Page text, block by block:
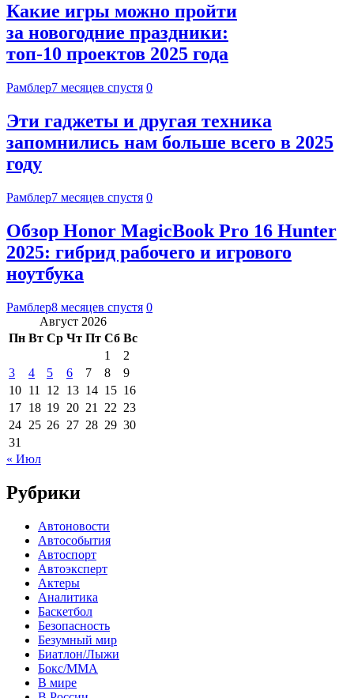
Какие игры можно пройти
за новогодние праздники:
топ-10 проектов 2025 года
Рамблер7 месяцев спустя 0
Эти гаджеты и другая техника
запомнились нам больше всего в 2025
году
Рамблер7 месяцев спустя 0
Обзор Honor MagicBook Pro 16 Hunter
2025: гибрид рабочего и игрового
ноутбука
Рамблер8 месяцев спустя 0
Август 2026
Пн Вт Ср Чт Пт Сб Вс
1
2
3
4 5 6 7 8
9
10 11 12 13 14 15 16
17 18 19 20 21 22 23
24 25 26 27 28 29 30
31
« Июл
Рубрики
Автоновости
Автособытия
Автоспорт
Автоэксперт
Актеры
Аналитика
Баскетбол
Безопасность
Безумный мир
Биатлон/Лыжи
Бокс/MMA
В мире